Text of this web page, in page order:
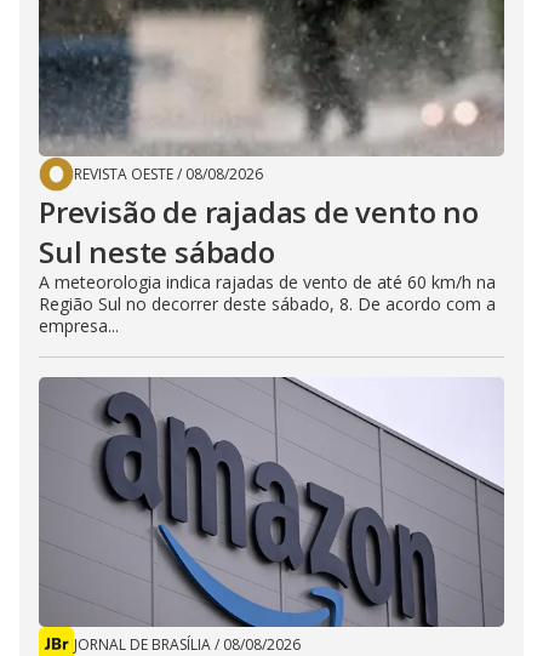
REVISTA OESTE/ 08/08/2026
Previsão de rajadas de vento no
Sul neste sábado
A meteorologia indica rajadas de vento de até 60 km/h na
Região Sul no decorrer deste sábado, 8. De acordo com a
empresa...
JORNAL DE BRASÍLIA/ 08/08/2026